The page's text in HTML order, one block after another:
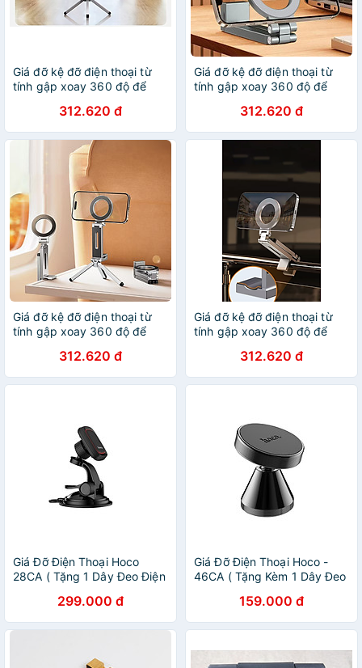
Giá đỡ kệ đỡ điện thoại từ
tính gập xoay 360 độ để
máy bay livestream, selfile
tự sướng - Hàng chính hãng
312.620 đ
Giá đỡ kệ đỡ điện thoại từ
tính gập xoay 360 độ để
máy bay livestream, selfile
tự sướng- Hàng chính hãng
312.620 đ
Giá đỡ kệ đỡ điện thoại từ
tính gập xoay 360 độ để
máy bay livestream, selfile
tự sướng - Hàng chính hãng
312.620 đ
Giá đỡ kệ đỡ điện thoại từ
tính gập xoay 360 độ để
máy bay livestream, selfile
tự sướng- Hàng chính hãng
312.620 đ
Giá Đỡ Điện Thoại Hoco
28CA ( Tặng 1 Dây Đeo Điện
299.000 đ
Giá Đỡ Điện Thoại Hoco -
46CA ( Tặng Kèm 1 Dây Đeo
Chính Hãng159.000 đ